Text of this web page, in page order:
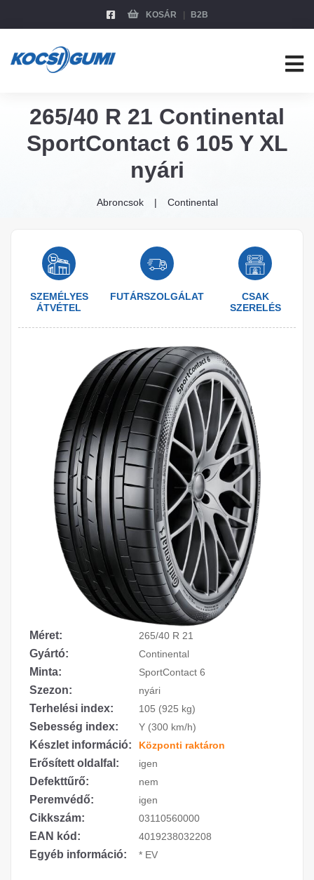
KOSÁR B2B
265/40 R 21 Continental
SportContact 6 105 Y XL
nyári
Abroncsok Continental
SZEMÉLYES
ÁTVÉTEL
FUTÁRSZOLGÁLAT
CSAK
SZERELÉS
Méret: 265/40 R 21
Gyártó: Continental
Minta: SportContact 6
Szezon: nyári
Terhelési index: 105 (925 kg)
Sebesség index: Y (300 km/h)
Készlet információ: Központi raktáron
Erősített oldalfal: igen
Defekttűrő: nem
Peremvédő: igen
Cikkszám: 03110560000
EAN kód: 4019238032208
Egyéb információ: * EV